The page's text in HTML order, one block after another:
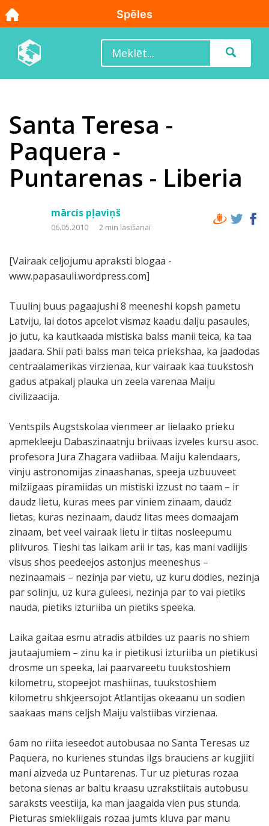
Santa Teresa -
Paquera -
Puntarenas - Liberia
mārcis pļaviņš
06.05.2010 2 min lasīšanai
[Vairaak celjojumu apraksti blogaa -
www.papasauli.wordpress.com]
Tuulinj buus pagaajushi 8 meeneshi kopsh pametu
Latviju, lai dotos apcelot vismaz kaadu dalju pasaules,
jo jutu, ka kautkaada mistiska balss manii teica, ka taa
jaadara. Shii pati balss man teica priekshaa, ka jaadodas
centraalamerikas virzienaa, kur vairaak kaa tuukstosh
gadus atpakalj plauka un zeela varenaa Maiju
civilizaacija.
Ventspils Augstskolaa vienmeer ar lielaako prieku
apmekleeju Dabaszinaatnju briivaas izveles kursu asoc.
profesora Jura Zhagara vadiibaa. Maiju kalendaars,
vinju astronomijas zinaashanas, speeja uzbuuveet
milziigaas piramiidas un mistiski izzust no taam – ir
daudz lietu, kuras mees par viniem zinaam, daudz
lietas, kuras nezinaam, daudz litas mees domaajam
zinaam, bet veel vairaak lietu ir tiitas nosleepumu
pliivuros. Tieshi tas laikam arii ir tas, kas mani vadiijis
visus shos peedeejos astonjus meeneshus –
nezinaamais – nezinja par vietu, uz kuru dodies, nezinja
par solinju, uz kura guleesi, nezinja par to vai pietiks
nauda, pietiks izturiiba un pietiks speeka.
Laika gaitaa esmu atradis atbildes uz paaris no shiem
jautaajumiem – zinu ka ir pietikusi izturiiba un pietikusi
drosme un speeka, lai paarvareetu tuukstoshiem
kilometru, stopeejot mashiinas, tuukstoshiem
kilometru shkjeersojot Atlantijas okeaanu un sodien
saakaas mans celjsh Maiju valstiibas virzienaa.
6am no riita ieseedot autobusaa no Santa Teresas uz
Paquera, no kurienes stundas ilgs brauciens ar kugjiiti
mani aizveda uz Puntarenas. Tur uz pieturas rozaa
betona sienas ar baltu kraasu uzrakstiitais autobusu
saraksts veestiija, ka man jaagaida vien pus stunda.
Pieturas smiekliigais rozaa jumts kluva par manu